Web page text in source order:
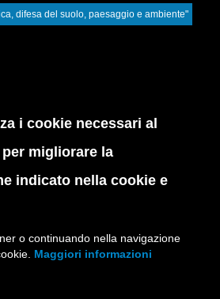
difesa del suolo, paesaggio e ambiente"
i cookie necessari al
migliorare la
indicato nella cookie e
o continuando nella navigazione
Maggiori informazioni